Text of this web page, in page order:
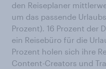
den Reiseplaner
um das passende
Prozent). 16 Prozent der
ein Reisebüro für die
Prozent holen sich ihre
Content-Creators und